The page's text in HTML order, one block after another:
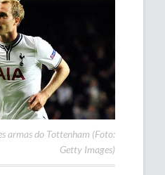
armas do Tottenham (Foto:
Getty Images)